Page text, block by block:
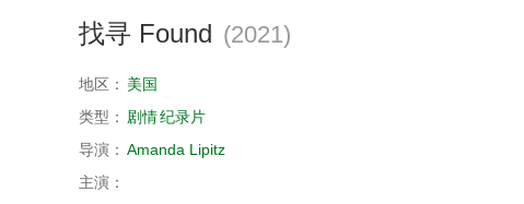
找寻 Found (2021)
地区： 美国
类型： 剧情纪录片
导演： Amanda Lipitz
主演：